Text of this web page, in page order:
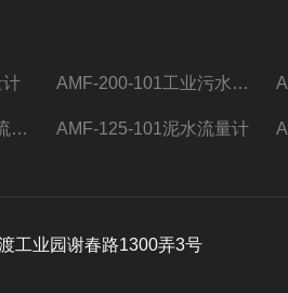
计 AMF-200-101工业污水流量计
AMF-150-101循环水流量计,电磁流量计 AMF-125-101泥水流量计
工业园谢春路1300弄3号